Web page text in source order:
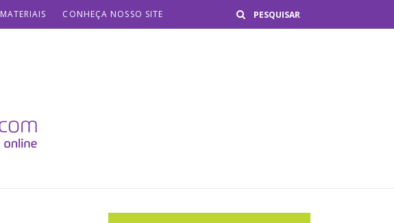
MATERIAIS CONHEÇA NOSSO SITE Buscar